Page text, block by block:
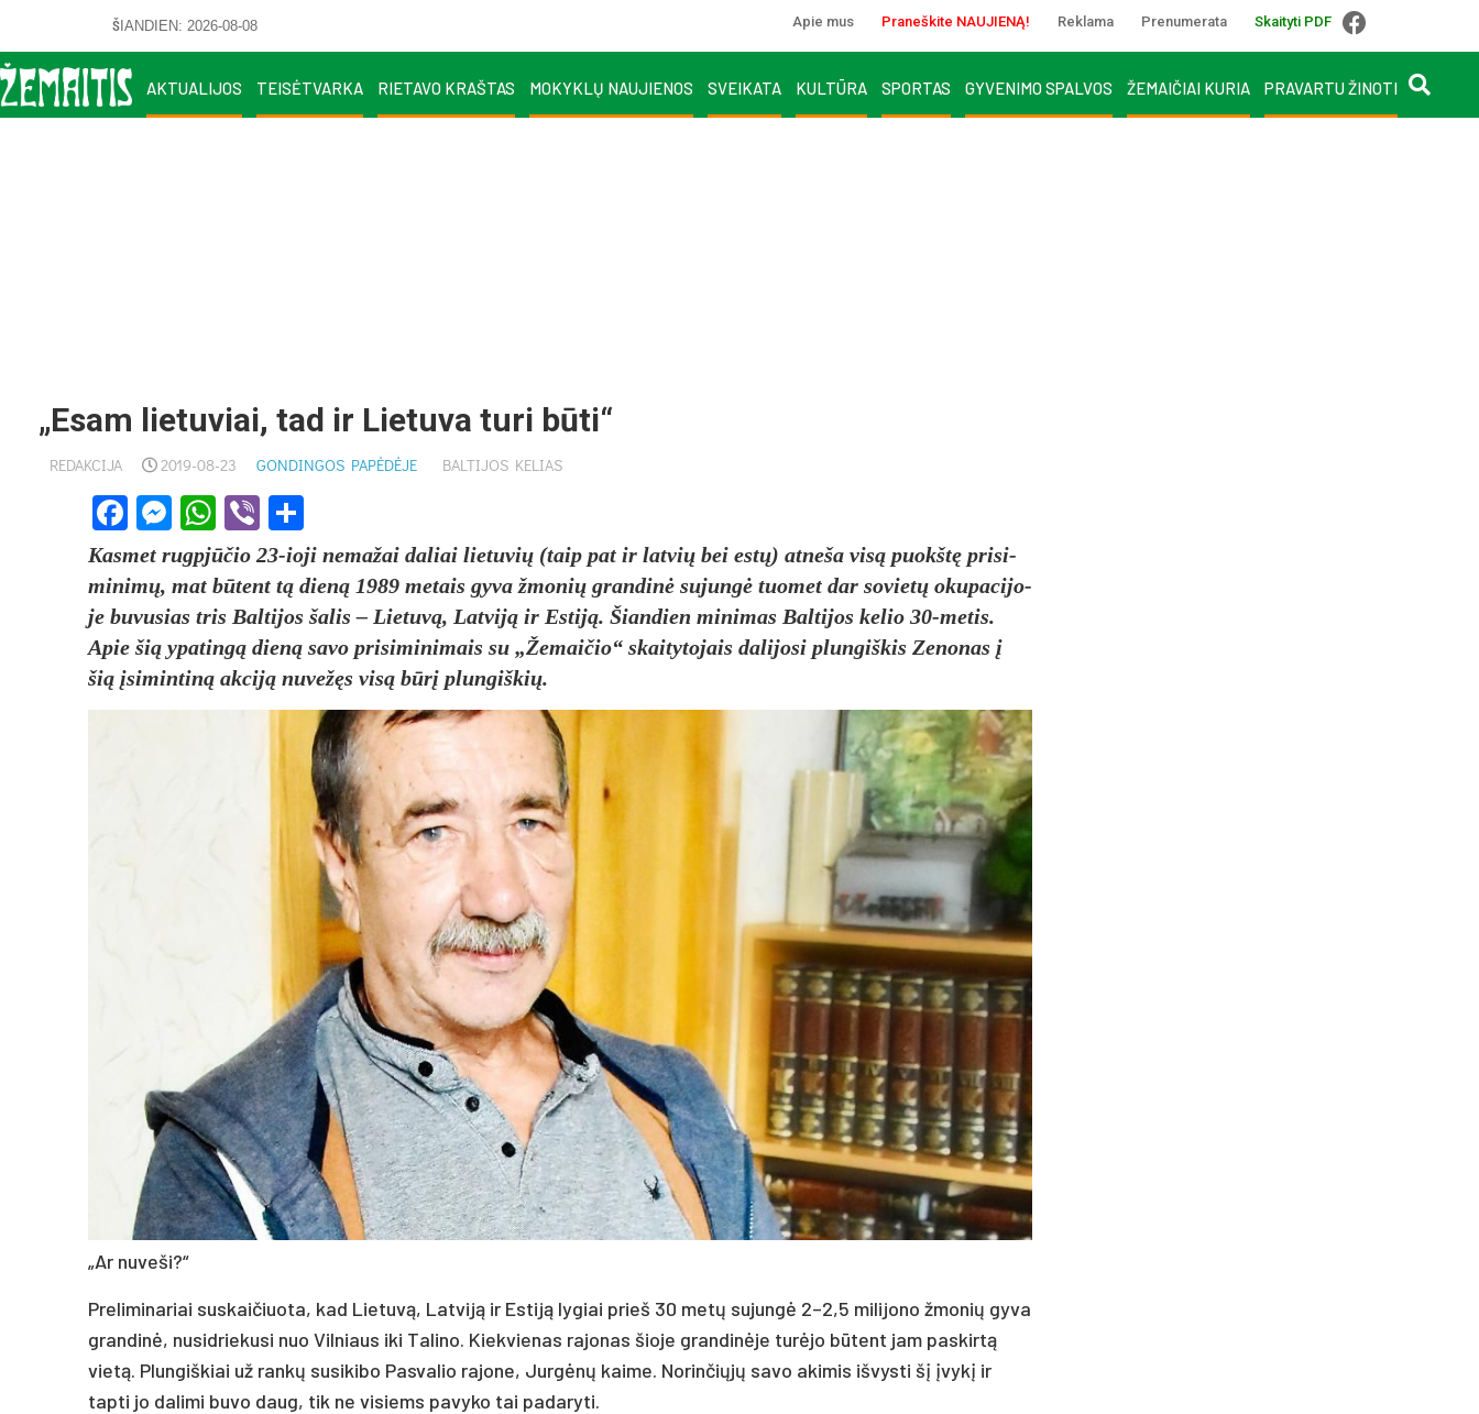
ŠIANDIEN: 2026-08-08 Apie mus Praneškite NAUJIENĄ! Reklama Prenumerata Skaityti PDF
AKTUALIJOS TEISĖTVARKA RIETAVO KRAŠTAS MOKYKLŲ NAUJIENOS SVEIKATA KULTŪRA SPORTAS GYVENIMO SPALVOS ŽEMAIČIAI KURIA PRAVARTU ŽINOTI
„Esam lietuviai, tad ir Lietuva turi būti“
REDAKCIJA 2019-08-23 GONDINGOS PAPĖDĖJE BALTIJOS KELIAS
Facebook
Messenger
WhatsApp
Viber
Kas­met rugp­jū­čio 23-io­ji ne­ma­žai da­liai lie­tu­vių (taip pat ir lat­vių bei es­tų) at­ne­ša vi­są puokš­tę pri­si­
mi­ni­mų, mat bū­tent tą die­ną 1989 me­tais gy­va žmo­nių gran­di­nė su­jun­gė tuo­met dar so­vie­tų oku­pa­ci­jo­
je bu­vu­sias tris Bal­ti­jos ša­lis – Lie­tu­vą, Lat­vi­ją ir Es­ti­ją. Šian­dien mi­ni­mas Bal­ti­jos ke­lio 30-me­tis.
Apie šią ypa­tin­gą die­ną sa­vo pri­si­mi­ni­mais su „Že­mai­čio“ skai­ty­to­jais da­li­jo­si plun­giš­kis Ze­no­nas į
šią įsi­min­ti­ną ak­ci­ją nu­ve­žęs vi­są bū­rį plun­giš­kių.
„Ar nu­ve­ši?“
Pre­li­mi­na­riai su­skai­čiuo­ta, kad Lie­tu­vą, Lat­vi­ją ir Es­ti­ją ly­giai prieš 30 me­tų su­jun­gė 2–2,5 mi­li­jo­no žmo­nių gy­va
gran­di­nė, nu­si­drie­ku­si nuo Vil­niaus iki Ta­li­no. Kiek­vie­nas ra­jo­nas šio­je gran­di­nė­je tu­rė­jo bū­tent jam pa­skir­tą
vie­tą. Plun­giš­kiai už ran­kų su­si­ki­bo Pas­va­lio ra­jo­ne, Jur­gė­nų kai­me. No­rin­čių­jų sa­vo aki­mis iš­vys­ti šį įvy­kį ir
tap­ti jo da­li­mi bu­vo daug, tik ne vi­siems pa­vy­ko tai pa­da­ry­ti.